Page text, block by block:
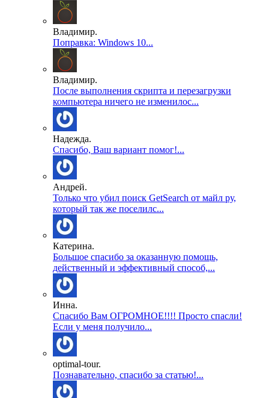
Владимир.
Поправка: Windows 10...
Владимир.
После выполнения скрипта и перезагрузки
компьютера ничего не изменилос...
Надежда.
Спасибо, Ваш вариант помог!...
Андрей.
Только что убил поиск GetSearch от майл ру,
который так же поселилс...
Катерина.
Большое спасибо за оказанную помощь,
действенный и эффективный способ,...
Инна.
Спасибо Вам ОГРОМНОЕ!!!! Просто спасли!
Если у меня получило...
optimal-tour.
Познавательно, спасибо за статью!...